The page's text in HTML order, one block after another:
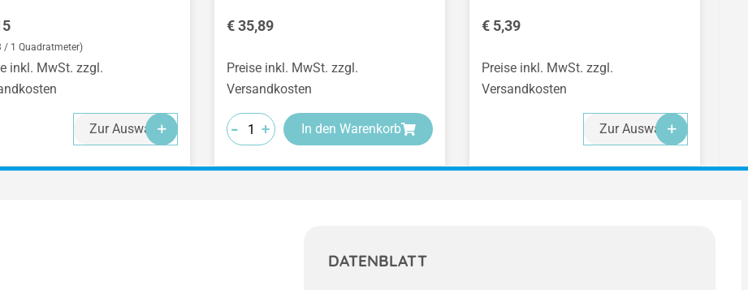
Preis:
/ 1 Quadratmeter)
inkl. MwSt. zzgl.
Zur Auswahl
Regulärer Preis:
€ 35,89
Preise inkl. MwSt. zzgl.
Versandkosten
-
-
- +
+
+ In den Warenkorb
Regulärer Preis:
€ 5,39
Preise inkl. MwSt. zzgl.
Versandkosten
Zur Auswahl
DATENBLATT